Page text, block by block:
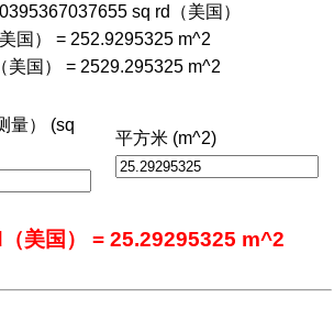
sq rd（美国）
国） = 252.9295325 m^2
美国） = 2529.295325 m^2
量） (sq
平方米 (m^2)
美国） = 25.29295325 m^2